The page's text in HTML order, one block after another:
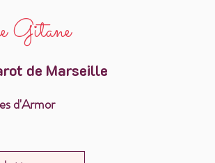
Gitane
de Marseille
d'Armor